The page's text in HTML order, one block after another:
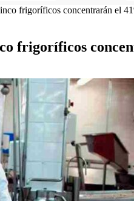
frigoríficos concentrarán el
frigoríficos